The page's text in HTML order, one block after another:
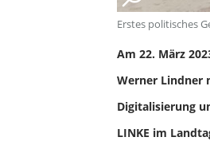
Erstes politisches
Am 22. März
Werner Lindner
Digitalisierung
LINKE im